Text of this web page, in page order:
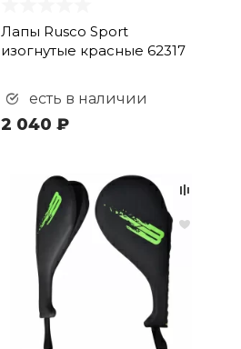
Лапы Rusco Sport
изогнутые красные 62317
есть в наличии
2 040 ₽